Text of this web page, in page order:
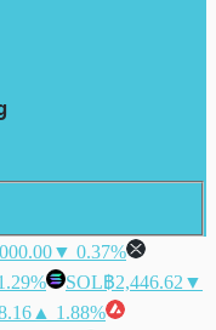
▼ 0.37%
SOL฿2,446.62 ▼
▲ 1.88%